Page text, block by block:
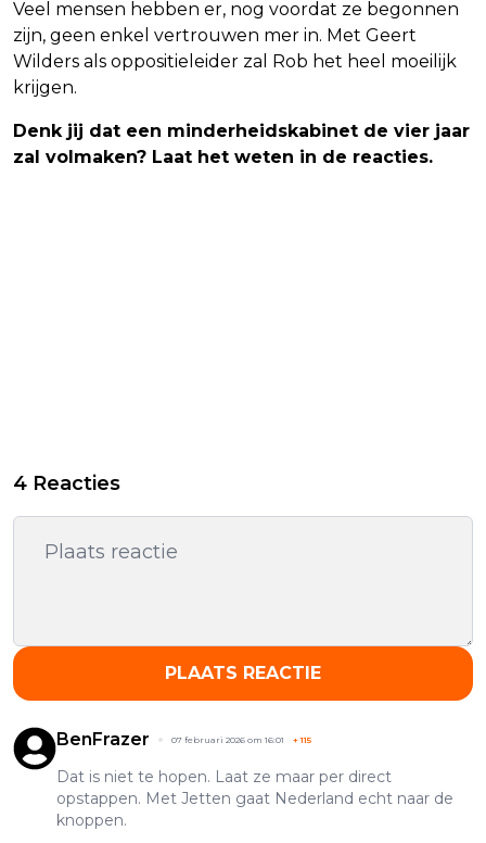
Veel mensen hebben er, nog voordat ze begonnen
zijn, geen enkel vertrouwen mer in. Met Geert
Wilders als oppositieleider zal Rob het heel moeilijk
krijgen.
Denk jij dat een minderheidskabinet de vier jaar
zal volmaken? Laat het weten in de reacties.
4 Reacties
PLAATS REACTIE
BenFrazer 07 februari 2026 om 16:01 +115
Dat is niet te hopen. Laat ze maar per direct
opstappen. Met Jetten gaat Nederland echt naar de
knoppen.